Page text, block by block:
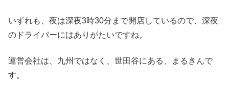
いずれも、夜は深夜3時30分まで開店しているので、深夜
のドライバーにはありがたいですね。
運営会社は、九州ではなく、世田谷にある、まるきんで
す。